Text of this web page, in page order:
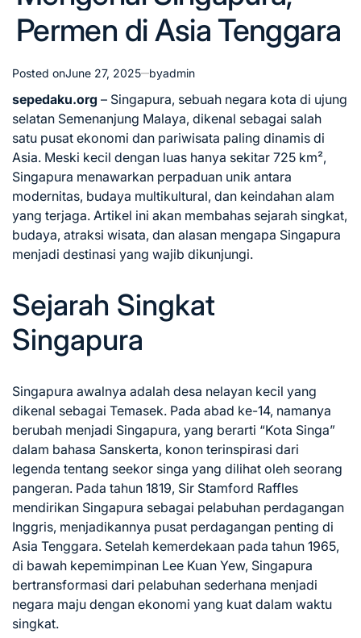
Permen di Asia Tenggara
Posted onJune 27, 2025 byadmin
sepedaku.org – Singapura, sebuah negara kota di ujung
selatan Semenanjung Malaya, dikenal sebagai salah
satu pusat ekonomi dan pariwisata paling dinamis di
Asia. Meski kecil dengan luas hanya sekitar 725 km²,
Singapura menawarkan perpaduan unik antara
modernitas, budaya multikultural, dan keindahan alam
yang terjaga. Artikel ini akan membahas sejarah singkat,
budaya, atraksi wisata, dan alasan mengapa Singapura
menjadi destinasi yang wajib dikunjungi.
Sejarah Singkat
Singapura
Singapura awalnya adalah desa nelayan kecil yang
dikenal sebagai Temasek. Pada abad ke-14, namanya
berubah menjadi Singapura, yang berarti “Kota Singa”
dalam bahasa Sanskerta, konon terinspirasi dari
legenda tentang seekor singa yang dilihat oleh seorang
pangeran. Pada tahun 1819, Sir Stamford Raffles
mendirikan Singapura sebagai pelabuhan perdagangan
Inggris, menjadikannya pusat perdagangan penting di
Asia Tenggara. Setelah kemerdekaan pada tahun 1965,
di bawah kepemimpinan Lee Kuan Yew, Singapura
bertransformasi dari pelabuhan sederhana menjadi
negara maju dengan ekonomi yang kuat dalam waktu
singkat.